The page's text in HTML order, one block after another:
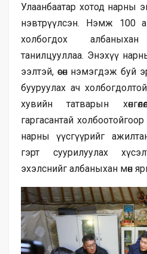
Улаанбаатар хотод нарны
нэвтрүүлсэн. Нэмж 100
холбогдох
танилцууллаа. Энэхүү
ээлтэй, өсөн нэмэгдэж буй
бууруулах ач
хувийн татварын
гаргасантай
нарны үүсгүүрийг
гэрт суурилуулах
эхэлснийг албаныхан мөн